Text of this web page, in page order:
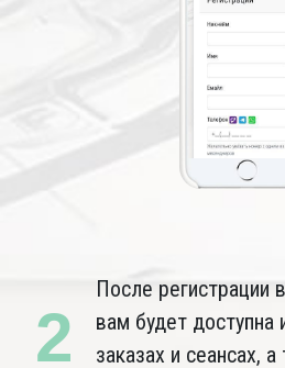
2
После регистрации в
вам будет
заказах и сеансах,